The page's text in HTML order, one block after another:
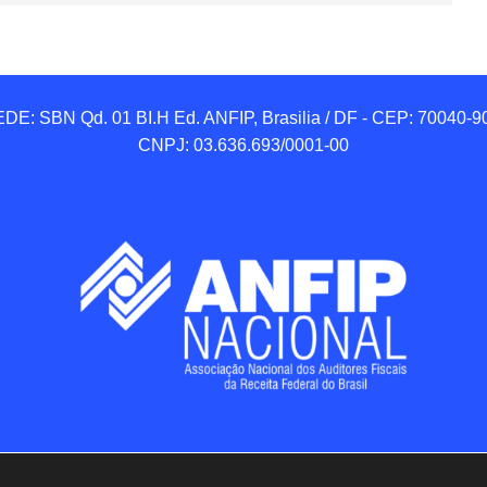
SBN Qd. 01 BI.H Ed. ANFIP, Brasilia / DF - CEP: 70040-
CNPJ: 03.636.693/0001-00